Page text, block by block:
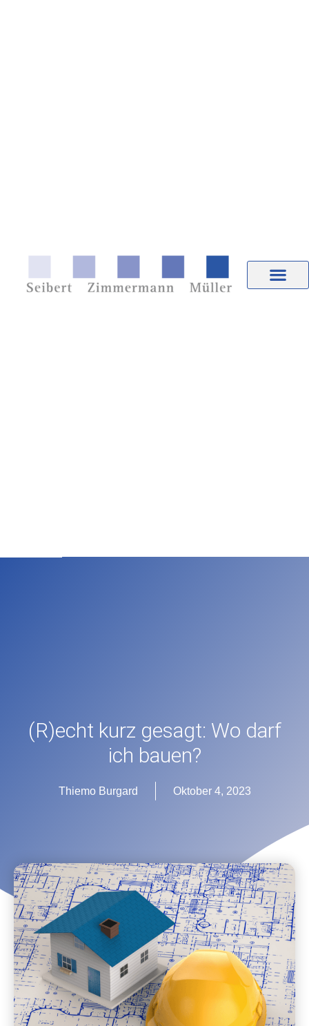
(R)echt kurz gesagt: Wo darf
ich bauen?
Thiemo Burgard Oktober 4, 2023